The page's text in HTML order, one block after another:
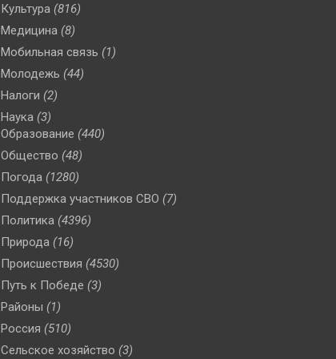
Культура (816)
Медицина (8)
Мобильная связь (1)
Молодежь (44)
Налоги (2)
Наука (3)
Образование (440)
Общество (48)
Погода (1280)
Поддержка участников СВО (7)
Политика (4396)
Природа (16)
Происшествия (4530)
Путь к Победе (3)
Районы (1)
Россия (510)
Сельское хозяйство (3)